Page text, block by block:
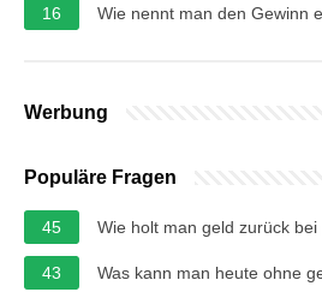
16
Wie nennt man den Gewinn
Werbung
Populäre Fragen
45 Wie holt man geld zurück
43 Was kann man heute ohne